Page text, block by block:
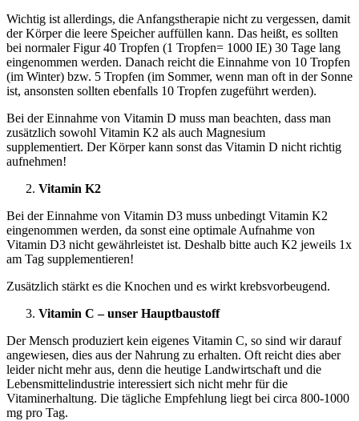
Wichtig ist allerdings, die Anfangstherapie nicht zu vergessen, damit
der Körper die leere Speicher auffüllen kann. Das heißt, es sollten
bei normaler Figur 40 Tropfen (1 Tropfen= 1000 IE) 30 Tage lang
eingenommen werden. Danach reicht die Einnahme von 10 Tropfen
(im Winter) bzw. 5 Tropfen (im Sommer, wenn man oft in der Sonne
ist, ansonsten sollten ebenfalls 10 Tropfen zugeführt werden).
Bei der Einnahme von Vitamin D muss man beachten, dass man
zusätzlich sowohl Vitamin K2 als auch Magnesium
supplementiert. Der Körper kann sonst das Vitamin D nicht richtig
aufnehmen!
Vitamin K2
Bei der Einnahme von Vitamin D3 muss unbedingt Vitamin K2
eingenommen werden, da sonst eine optimale Aufnahme von
Vitamin D3 nicht gewährleistet ist. Deshalb bitte auch K2 jeweils 1x
am Tag supplementieren!
Zusätzlich stärkt es die Knochen und es wirkt krebsvorbeugend.
Vitamin C – unser Hauptbaustoff
Der Mensch produziert kein eigenes Vitamin C, so sind wir darauf
angewiesen, dies aus der Nahrung zu erhalten. Oft reicht dies aber
leider nicht mehr aus, denn die heutige Landwirtschaft und die
Lebensmittelindustrie interessiert sich nicht mehr für die
Vitaminerhaltung. Die tägliche Empfehlung liegt bei circa 800-1000
mg pro Tag.